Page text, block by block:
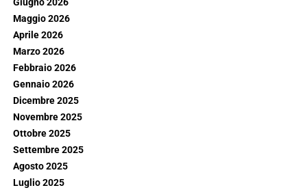
Giugno 2026
Maggio 2026
Aprile 2026
Marzo 2026
Febbraio 2026
Gennaio 2026
Dicembre 2025
Novembre 2025
Ottobre 2025
Settembre 2025
Agosto 2025
Luglio 2025